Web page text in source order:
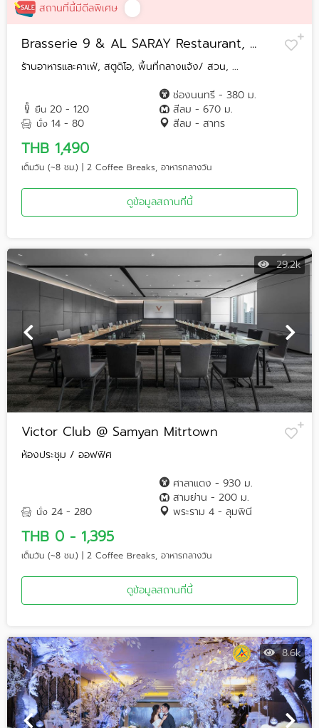
สถานที่นี้มีดีลพิเศษ
Brasserie 9 & AL SARAY Restaurant, ...
ร้านอาหารและคาเฟ่, สตูดิโอ, พื้นที่กลางแจ้ง/ สวน, ...
ยืน 20 - 120
นั่ง 14 - 80
ช่องนนทรี - 380 ม.
สีลม - 670 ม.
สีลม - สาทร
THB 1,490
เต็มวัน (~8 ชม.) | 2 Coffee Breaks, อาหารกลางวัน
ดูข้อมูลสถานที่นี้
29.2k
Victor Club @ Samyan Mitrtown
ห้องประชุม / ออฟฟิศ
นั่ง 24 - 280
ศาลาแดง - 930 ม.
สามย่าน - 200 ม.
พระราม 4 - ลุมพินี
THB 0 - 1,395
เต็มวัน (~8 ชม.) | 2 Coffee Breaks, อาหารกลางวัน
ดูข้อมูลสถานที่นี้
8.6k